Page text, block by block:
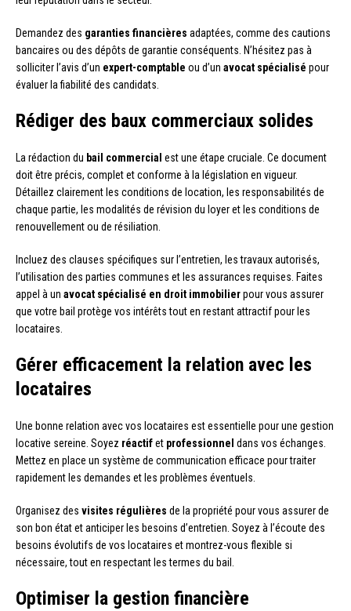
Demandez des garanties financières adaptées, comme des cautions
bancaires ou des dépôts de garantie conséquents. N’hésitez pas à
solliciter l’avis d’un expert-comptable ou d’un avocat spécialisé pour
évaluer la fiabilité des candidats.
Rédiger des baux commerciaux solides
La rédaction du bail commercial est une étape cruciale. Ce document
doit être précis, complet et conforme à la législation en vigueur.
Détaillez clairement les conditions de location, les responsabilités de
chaque partie, les modalités de révision du loyer et les conditions de
renouvellement ou de résiliation.
Incluez des clauses spécifiques sur l’entretien, les travaux autorisés,
l’utilisation des parties communes et les assurances requises. Faites
appel à un avocat spécialisé en droit immobilierpour vous assurer
que votre bail protège vos intérêts tout en restant attractif pour les
locataires.
Gérer efficacement la relation avec les
locataires
Une bonne relation avec vos locataires est essentielle pour une gestion
locative sereine. Soyez réactifet professionnel dans vos échanges.
Mettez en place un système de communication efficace pour traiter
rapidement les demandes et les problèmes éventuels.
Organisez des visites régulières de la propriété pour vous assurer de
son bon état et anticiper les besoins d’entretien. Soyez à l’écoute des
besoins évolutifs de vos locataires et montrez-vous flexible si
nécessaire, tout en respectant les termes du bail.
Optimiser la gestion financière